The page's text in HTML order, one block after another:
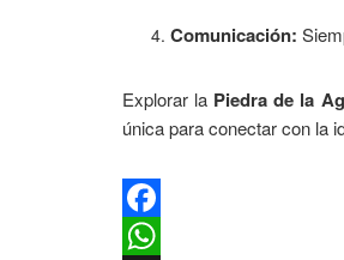
Comunicación:
Explorar la Piedra de la
única para conectar con la
Facebook